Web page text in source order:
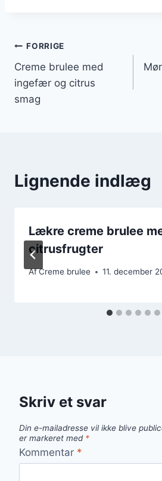
Indlægsnavigation
FORRIGE
Creme brulee med
ingefær og citrus
smag
Lignende indlæg
Lækre creme brulee
citrusfrugter
AfCreme brulee 11. december
Skriv et svar
Din e-mailadresse vil ikke blive
er markeret med *
Kommentar *